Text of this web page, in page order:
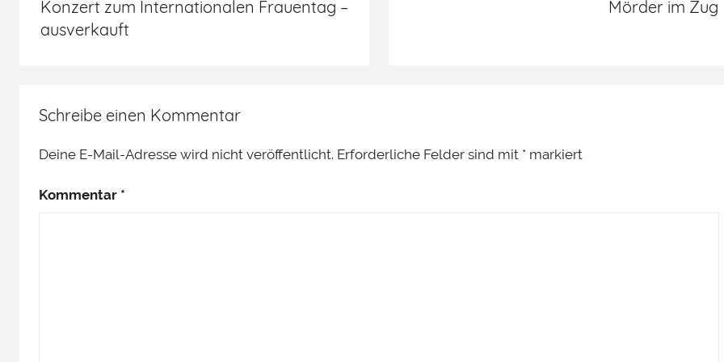
Konzert zum Internationalen Frauentag –
ausverkauft
Mörder im Zug
Schreibe einen Kommentar
Deine E-Mail-Adresse wird nicht veröffentlicht. Erforderliche Felder sind mit * markiert
Kommentar *